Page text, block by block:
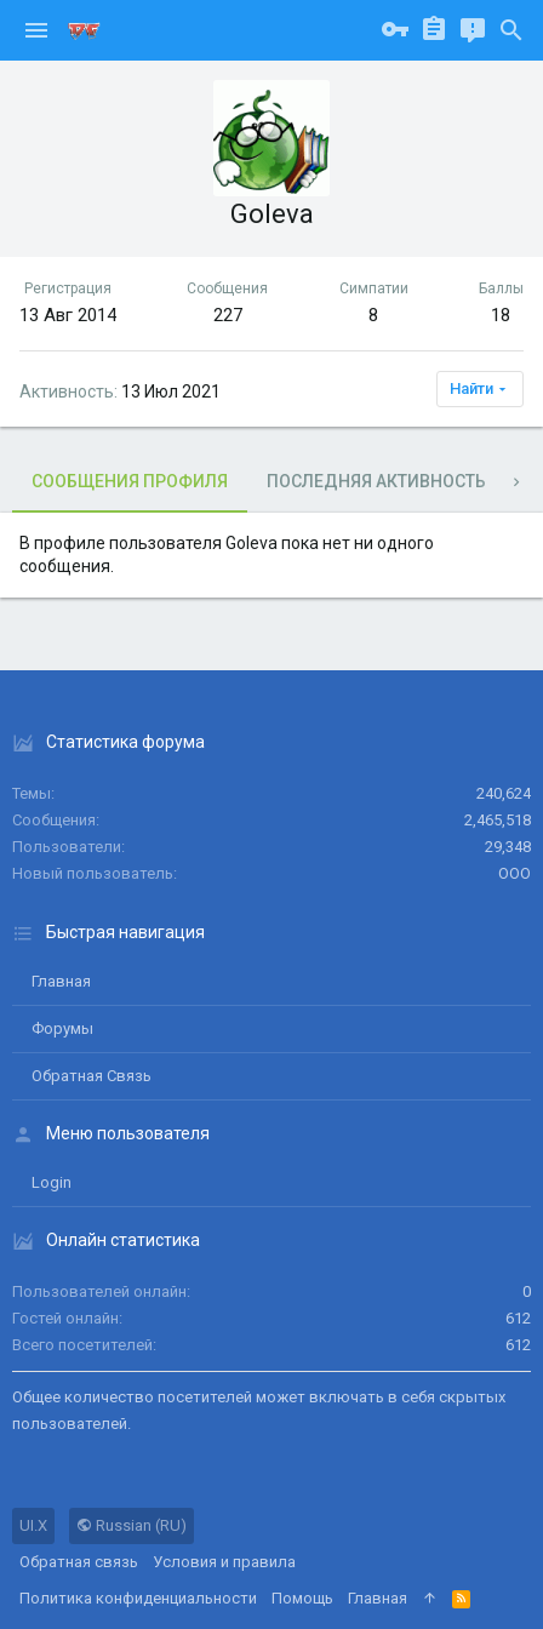
Goleva
Регистрация
13 Авг 2014
Сообщения
227
Симпатии
8
Баллы
18
Активность 13 Июл 2021 Найти
СООБЩЕНИЯ ПРОФИЛЯ ПОСЛЕДНЯЯ АКТИВНОСТЬ
В профиле пользователя Goleva пока нет ни одного
сообщения.
Статистика форума
Темы
240,624
Сообщения
2,465,518
Пользователи
29,348
Новый пользователь
ООО
Быстрая навигация
Главная
Форумы
Обратная Связь
Меню пользователя
Login
Онлайн статистика
Пользователей онлайн
0
Гостей онлайн
612
Всего посетителей
612
Общее количество посетителей может включать в себя скрытых
пользователей.
UI.X
Russian (RU)
Обратная связь
Условия и правила
Политика конфиденциальности
Помощь Главная
R
S